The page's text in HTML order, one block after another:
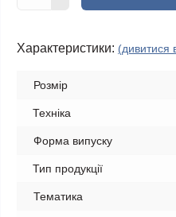
Характеристики: (дивитися
Розмір
Техніка
Форма випуску
Тип продукції
Тематика